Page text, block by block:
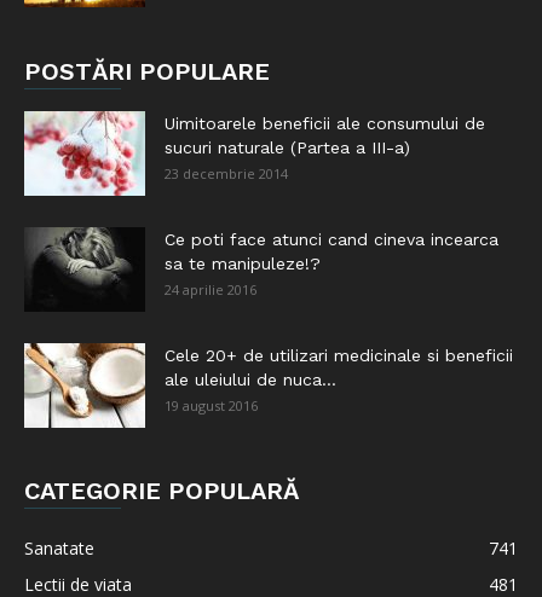
POSTĂRI POPULARE
Uimitoarele beneficii ale consumului de
sucuri naturale (Partea a III-a)
23 decembrie 2014
Ce poti face atunci cand cineva incearca
sa te manipuleze!?
24 aprilie 2016
Cele 20+ de utilizari medicinale si beneficii
ale uleiului de nuca...
19 august 2016
CATEGORIE POPULARĂ
Sanatate
741
Lectii de viata
481